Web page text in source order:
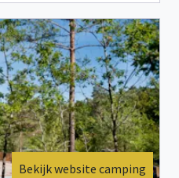
Bekijk website camping